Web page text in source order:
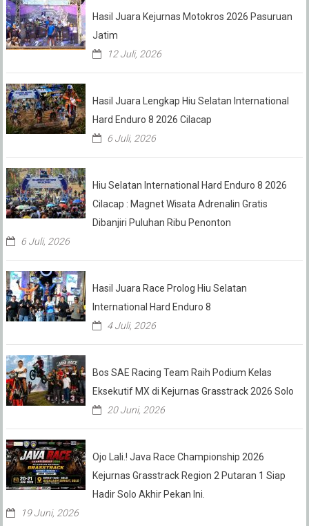
Hasil Juara Kejurnas Motokros 2026 Pasuruan
Jatim
12 Juli, 2026
Hasil Juara Lengkap Hiu Selatan International
Hard Enduro 8 2026 Cilacap
6 Juli, 2026
Hiu Selatan International Hard Enduro 8 2026
Cilacap : Magnet Wisata Adrenalin Gratis
Dibanjiri Puluhan Ribu Penonton
6 Juli, 2026
Hasil Juara Race Prolog Hiu Selatan
International Hard Enduro 8
4 Juli, 2026
Bos SAE Racing Team Raih Podium Kelas
Eksekutif MX di Kejurnas Grasstrack 2026 Solo
20 Juni, 2026
Ojo Lali.! Java Race Championship 2026
Kejurnas Grasstrack Region 2 Putaran 1 Siap
Hadir Solo Akhir Pekan Ini.
19 Juni, 2026